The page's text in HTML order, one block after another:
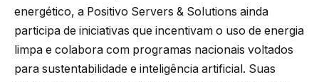
energético, a Positivo Servers & Solutions ainda
participa de iniciativas que incentivam o uso de energia
limpa e colabora com programas nacionais voltados
para sustentabilidade e inteligência artificial. Suas